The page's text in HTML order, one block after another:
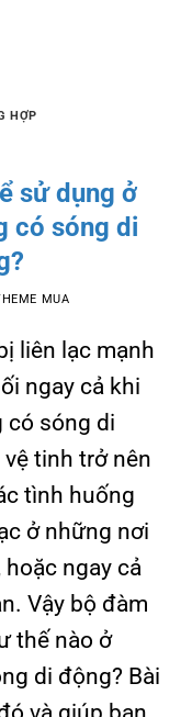
HỢP
sử dụng ở
có sóng di
MUA
liên lạc mạnh
ngay cả khi
có sóng di
tinh trở nên
tình huống
ở những nơi
hoặc ngay cả
Vậy bộ đàm
thế nào ở
di động? Bài